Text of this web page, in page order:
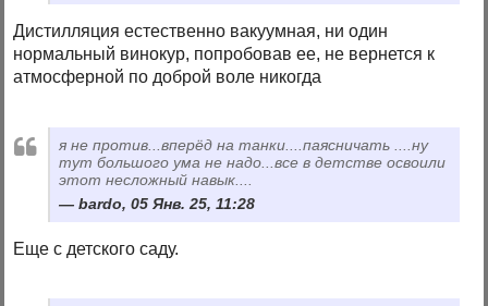
Дистилляция естественно вакуумная, ни один
нормальный винокур, попробовав ее, не вернется к
атмосферной по доброй воле никогда
я не против...вперёд на танки....паясничать ....ну
тут большого ума не надо...все в детстве освоили
этот несложный навык....
bardo, 05 Янв. 25, 11:28
Еще с детского саду.